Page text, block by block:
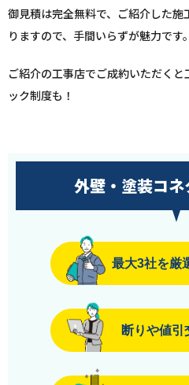
御見積は完全無料で、ご紹介した
りますので、手間いらずが魅力です。
ご紹介の工事店でご成約いただく
ック制度も！
外壁・塗装コ
最大3社を厳
断りや値引